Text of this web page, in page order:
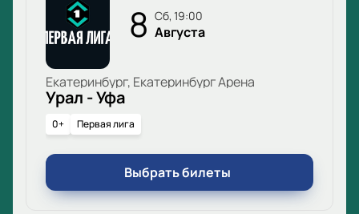
8 сб, 19:00
Августа
Екатеринбург, Екатеринбург Арена
Урал - Уфа
0+ Первая лига
Выбрать билеты